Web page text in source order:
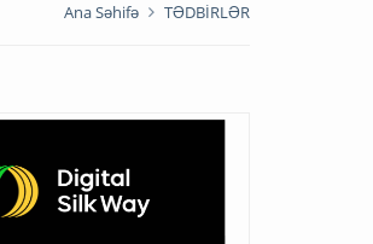
Ana Səhifə TƏDBİRLƏR